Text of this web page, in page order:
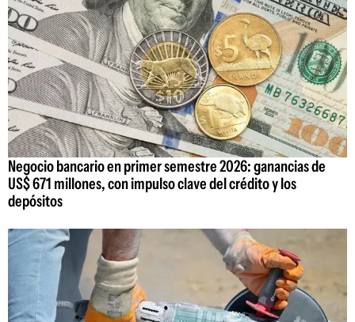
Negocio bancario en primer semestre 2026: ganancias de
US$ 671 millones, con impulso clave del crédito y los
depósitos